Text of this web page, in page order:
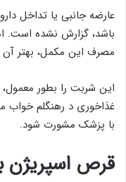
عارضه جانبی یا تداخل
باشد، گزارش نشده است.
مصرف این مکمل، بهتر
این شربت را بطور معمول،
غذاخوری د رهنگلم خواب
با پزشک مشورت شود.
قرص اسپریژن